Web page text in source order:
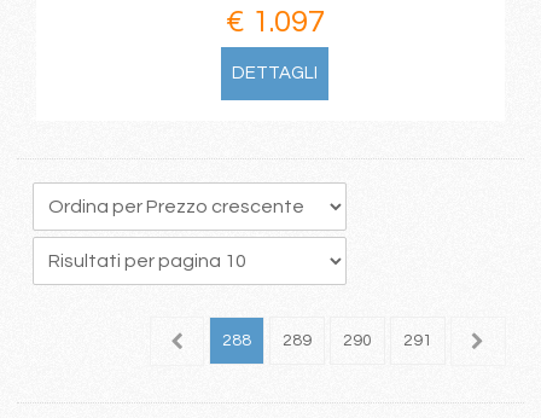
€ 1.097
DETTAGLI
287 288 289 290 291 292